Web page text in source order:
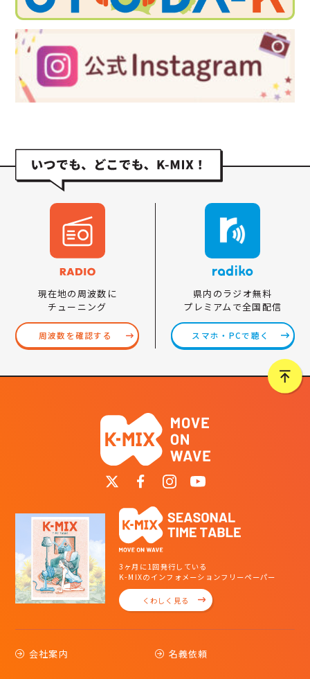
現在地の周波数に
チューニング
周波数を確認する
県内のラジオ無料
プレミアムで全国配信
スマホ・PCで聴く
3ヶ月に1回発行している
K-MIXのインフォメーションフリーペーパー
くわしく見る
会社案内 名義依頼